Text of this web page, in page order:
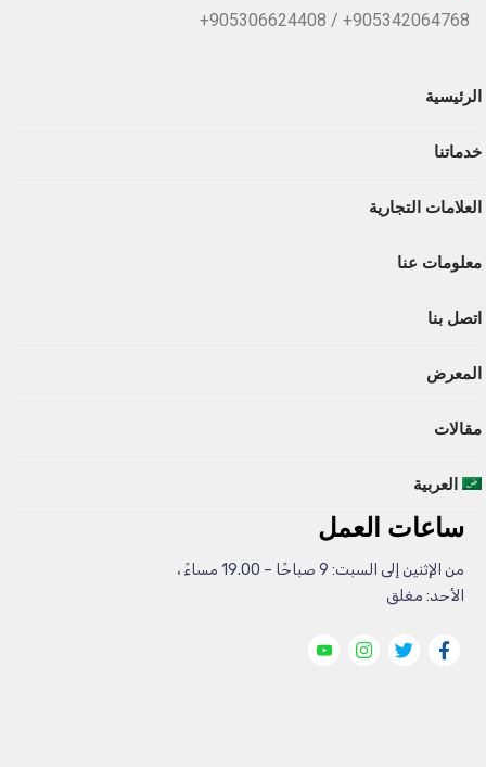
905342064768+ / 905306624408+
الرئيسية
خدماتنا
العلامات التجارية
معلومات عنا
اتصل بنا
المعرض
مقالات
العربية
ساعات العمل
من الإثنين إلى السبت: 9 صباحًا – 19.00 مساءً ،
الأحد: مغلق